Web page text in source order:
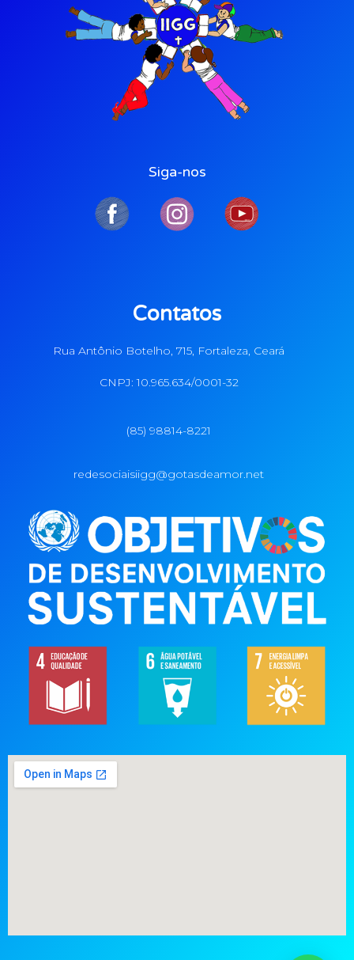
Siga-nos
Contatos
Rua Antônio Botelho, 715, Fortaleza, Ceará
CNPJ: 10.965.634/0001-32
(85) 98814-8221
redesociaisiigg@gotasdeamor.net